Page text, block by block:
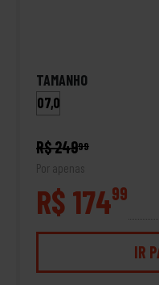
TAMANHO
07,0
R$ 24999
Por apenas
R$ 17499
IR